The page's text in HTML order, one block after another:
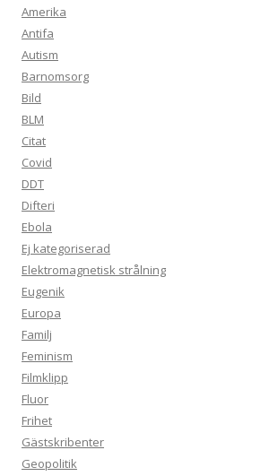
Amerika
Antifa
Autism
Barnomsorg
Bild
BLM
Citat
Covid
DDT
Difteri
Ebola
Ej kategoriserad
Elektromagnetisk strålning
Eugenik
Europa
Familj
Feminism
Filmklipp
Fluor
Frihet
Gästskribenter
Geopolitik